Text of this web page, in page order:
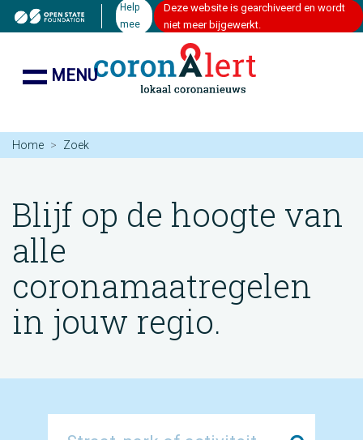
Help
mee
Deze website is gearchiveerd en wordt
niet meer bijgewerkt.
MENU
Home Zoek
Blijf op de hoogte van
alle
coronamaatregelen
in jouw regio.